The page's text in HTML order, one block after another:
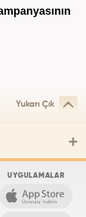
Yukarı Çık
UYGULAMALAR